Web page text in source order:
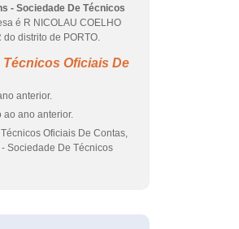
- Sociedade De Técnicos
é R NICOLAU COELHO
distrito de PORTO.
Oficiais De
anterior.
ao ano anterior.
Oficiais De Contas,
Sociedade De Técnicos